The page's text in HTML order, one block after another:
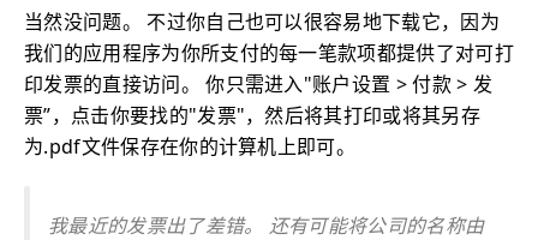
当然没问题。 不过你自己也可以很容易地下载它，因为
我们的应用程序为你所支付的每一笔款项都提供了对可打
印发票的直接访问。 你只需进入"账户设置 > 付款 > 发
票”，点击你要找的"发票"，然后将其打印或将其另存
为.pdf文件保存在你的计算机上即可。
我最近的发票出了差错。 还有可能将公司的名称由